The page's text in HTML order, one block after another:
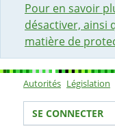
Pour en savoir
désactiver, ainsi
matière de
Sous-
Autorités Législation
Votre
SE CONNECTER